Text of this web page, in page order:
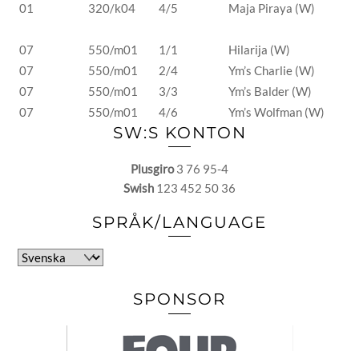
01
320/k04 4/5 Maja Piraya (W)
07 550/m01 1/1
Hilarija (W)
07
550/m01 2/4
Ym’s Charlie (W)
07
550/m01 3/3
Ym’s Balder (W)
07
550/m01 4/6 Ym’s Wolfman (W)
SW:S KONTON
Plusgiro3 76 95-4
Swish 123 452 50 36
SPRÅK/LANGUAGE
Välj
SPONSOR